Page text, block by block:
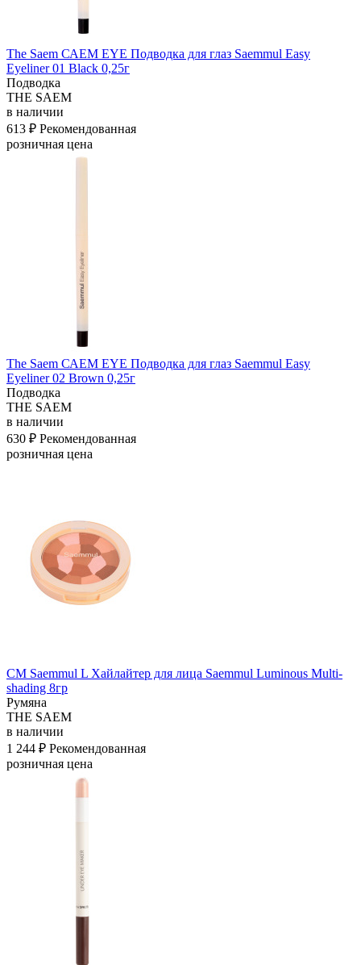
The Saem САЕМ EYE Подводка для глаз Saemmul Easy
Eyeliner 01 Black 0,25г
Подводка
THE SAEM
в наличии
613 ₽ Рекомендованная
розничная цена
The Saem САЕМ EYE Подводка для глаз Saemmul Easy
Eyeliner 02 Brown 0,25г
Подводка
THE SAEM
в наличии
630 ₽ Рекомендованная
розничная цена
СМ Saemmul L Хайлайтер для лица Saemmul Luminous Multi-
shading 8гр
Румяна
THE SAEM
в наличии
1 244 ₽ Рекомендованная
розничная цена